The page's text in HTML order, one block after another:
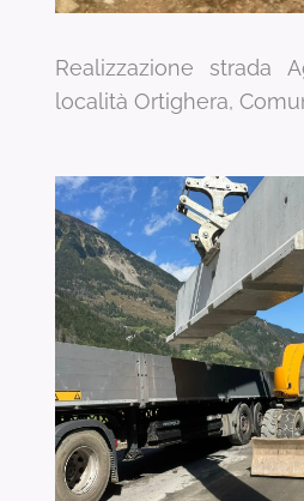
Realizzazione strada
località Ortighera,